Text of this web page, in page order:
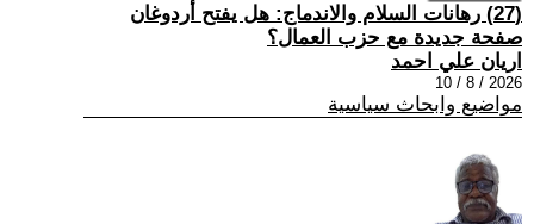
(27) رهانات السلام والاندماج: هل يفتح أردوغان
صفحة جديدة مع حزب العمال؟
اريان علي احمد
2026 / 8 / 10
مواضيع وابحاث سياسية